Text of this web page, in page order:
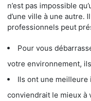
n’est pas impossible
d’une ville à une autre.
professionnels peut
Pour vous
votre environnement,
Ils ont une
conviendrait le mieux à